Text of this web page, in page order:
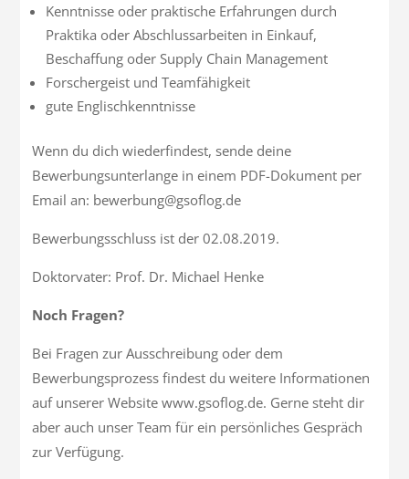
Kenntnisse oder praktische Erfahrungen durch
Praktika oder Abschlussarbeiten in Einkauf,
Beschaffung oder Supply Chain Management
Forschergeist und Teamfähigkeit
gute Englischkenntnisse
Wenn du dich wiederfindest, sende deine
Bewerbungsunterlange in einem PDF-Dokument per
Email an: bewerbung@gsoflog.de
Bewerbungsschluss ist der 02.08.2019.
Doktorvater: Prof. Dr. Michael Henke
Noch Fragen?
Bei Fragen zur Ausschreibung oder dem
Bewerbungsprozess findest du weitere Informationen
auf unserer Website www.gsoflog.de. Gerne steht dir
aber auch unser Team für ein persönliches Gespräch
zur Verfügung.